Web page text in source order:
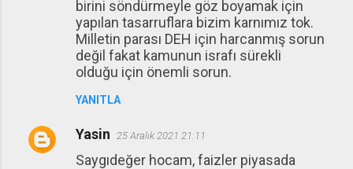
birini söndürmeyle göz boyamak için
yapılan tasarruflara bizim karnımız tok.
Milletin parası DEH için harcanmış sorun
değil fakat kamunun israfı sürekli
olduğu için önemli sorun.
YANITLA
Yasin 25 Aralık 2021 21:11
Saygıdeğer hocam, faizler piyasada